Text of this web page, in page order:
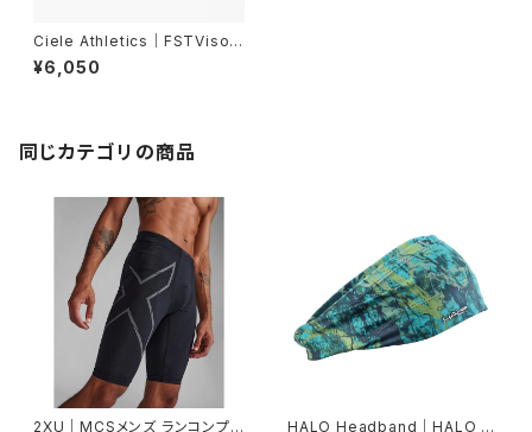
Ciele Athletics｜FSTVisor
SC - Comp - Iconic VC - S
ky Blue
¥6,050
同じカテゴリの商品
2XU｜MCSメンズ ランコンプシ HALO Headband｜HALO バ